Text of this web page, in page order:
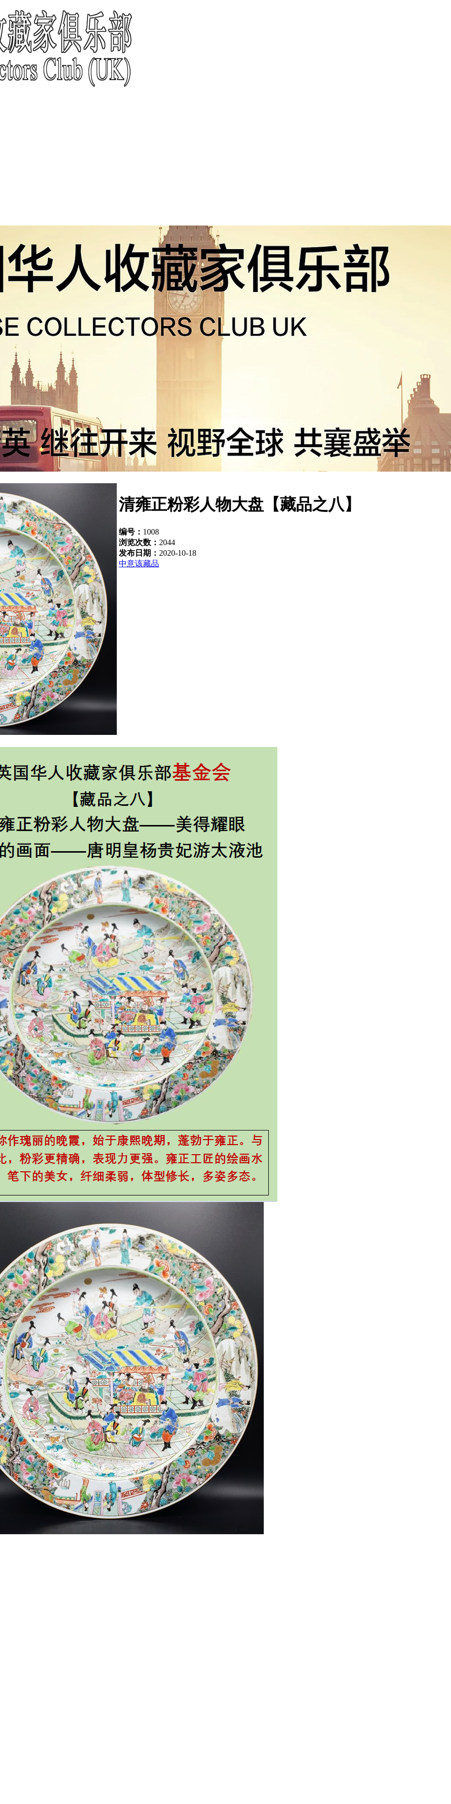
清雍正粉彩人物大盘【藏品之八】
编号： 1008
浏览次数： 2044
发布日期： 2020-10-18
中意该藏品